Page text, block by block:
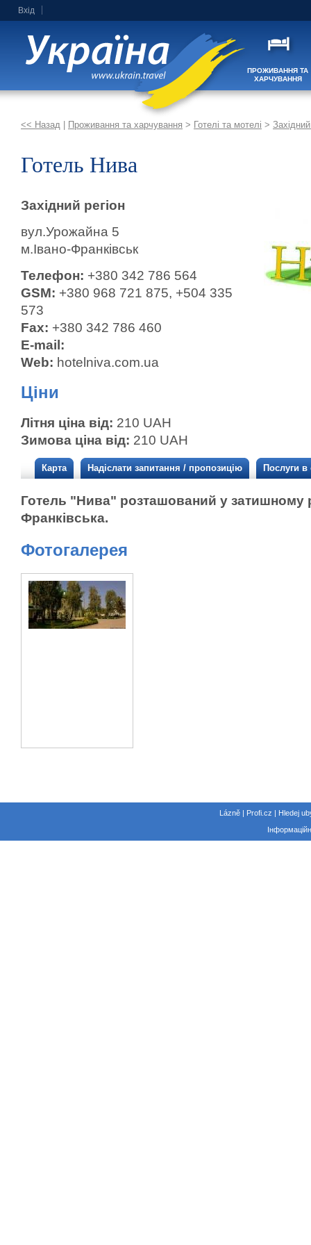
Вхід
ПРОЖИВАННЯ ТА
ХАРЧУВАННЯ
<< Назад Проживання та харчування > Готелі та мотелі > Західний
Готель Нива
Західний регіон
вул.Урожайна 5
м.Івано-Франківськ
Телефон: +380 342 786 564
GSM: +380 968 721 875, +504 335
573
Fax: +380 342 786 460
E-mail:
Web: hotelniva.com.ua
Ціни
Літня ціна від: 210 UAH
Зимова ціна від: 210 UAH
Карта Надіслати запитання / пропозицію Послуги в
Готель "Нива" розташований у затишному
Франківська.
Фотогалерея
Lázně | Profi.cz | Hledej